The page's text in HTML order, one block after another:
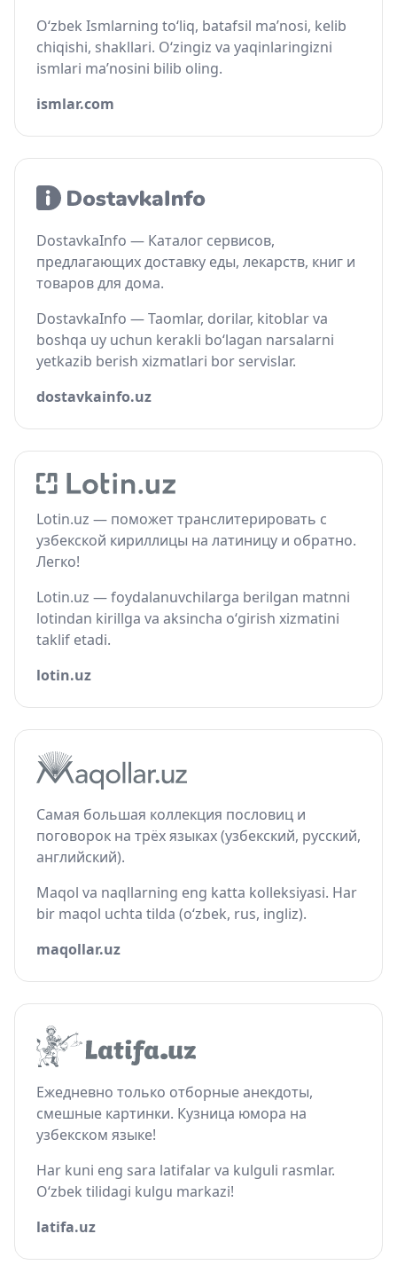
O‘zbek Ismlarning to‘liq, batafsil ma’nosi, kelib
chiqishi, shakllari. O‘zingiz va yaqinlaringizni
ismlari ma’nosini bilib oling.
ismlar.com
DostavkaInfo — Каталог сервисов,
предлагающих доставку еды, лекарств, книг и
товаров для дома.
DostavkaInfo — Taomlar, dorilar, kitoblar va
boshqa uy uchun kerakli bo‘lagan narsalarni
yetkazib berish xizmatlari bor servislar.
dostavkainfo.uz
Lotin.uz — поможет транслитерировать с
узбекской кириллицы на латиницу и обратно.
Легко!
Lotin.uz — foydalanuvchilarga berilgan matnni
lotindan kirillga va aksincha o‘girish xizmatini
taklif etadi.
lotin.uz
Самая большая коллекция пословиц и
поговорок на трёх языках (узбекский, русский,
английский).
Maqol va naqllarning eng katta kolleksiyasi. Har
bir maqol uchta tilda (o‘zbek, rus, ingliz).
maqollar.uz
Ежедневно только отборные анекдоты,
смешные картинки. Кузница юмора на
узбекском языке!
Har kuni eng sara latifalar va kulguli rasmlar.
O‘zbek tilidagi kulgu markazi!
latifa.uz